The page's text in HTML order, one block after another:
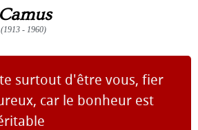
- 1960)
surtout d'être vous, fier
car le bonheur est